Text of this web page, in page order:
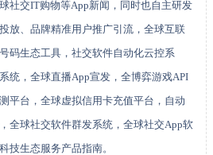
社交IT购物等App新闻，同时也自主研发
放、品牌精准用户推广引流，全球互联
码生态工具，社交软件自动化云控系
统，全球直播App宣发，全博弈游戏API
平台，全球虚拟信用卡充值平台，自动
全球社交软件群发系统，全球社交App软
技生态服务产品指南。